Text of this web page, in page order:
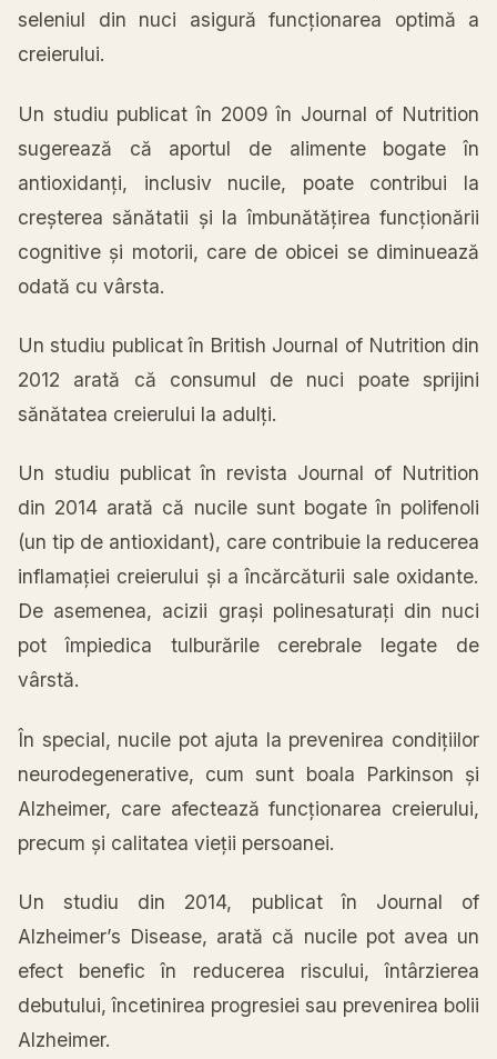
seleniul din nuci asigură funcționarea optimă a
creierului.
Un studiu publicat în 2009 în Journal of Nutrition
sugerează că aportul de alimente bogate în
antioxidanți, inclusiv nucile, poate contribui la
creșterea sănătatii și la îmbunătățirea funcționării
cognitive și motorii, care de obicei se diminuează
odată cu vârsta.
Un studiu publicat în British Journal of Nutrition din
2012 arată că consumul de nuci poate sprijini
sănătatea creierului la adulți.
Un studiu publicat în revista Journal of Nutrition
din 2014 arată că nucile sunt bogate în polifenoli
(un tip de antioxidant), care contribuie la reducerea
inflamației creierului și a încărcăturii sale oxidante.
De asemenea, acizii grași polinesaturați din nuci
pot împiedica tulburările cerebrale legate de
vârstă.
În special, nucile pot ajuta la prevenirea condițiilor
neurodegenerative, cum sunt boala Parkinson și
Alzheimer, care afectează funcționarea creierului,
precum și calitatea vieții persoanei.
Un studiu din 2014, publicat în Journal of
Alzheimer’s Disease, arată că nucile pot avea un
efect benefic în reducerea riscului, întârzierea
debutului, încetinirea progresiei sau prevenirea bolii
Alzheimer.